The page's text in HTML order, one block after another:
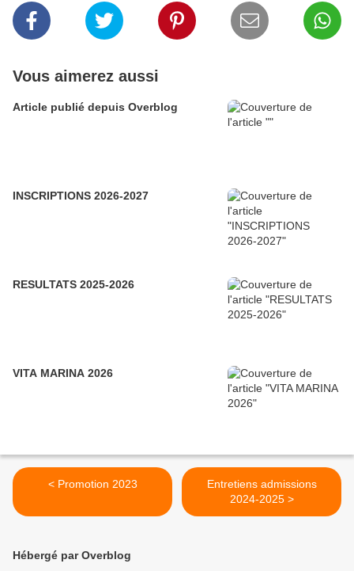
Vous aimerez aussi
Article publié depuis Overblog
INSCRIPTIONS 2026-2027
RESULTATS 2025-2026
VITA MARINA 2026
< Promotion 2023
Entretiens admissions
2024-2025 >
Hébergé par Overblog